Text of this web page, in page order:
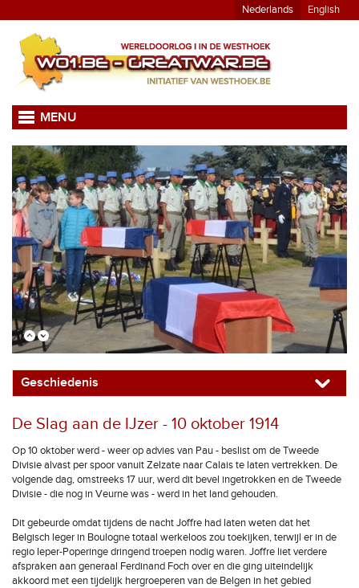
Nederlands English
MENU
Geschiedenis
De Slag aan de IJzer - 10 oktober 1914
Op 10 oktober werd - weer op advies van Pau - beslist om de Tweede
Divisie alvast per spoor vanuit Zelzate naar Calais te laten vertrekken. De
volgende dag, omstreeks 17 uur, werd dit bevel ingetrokken en de Tweede
Divisie - die nog in Veurne was - werd in het land gehouden.
Dit gebeurde omdat tijdens de nacht Joffre had laten weten dat het
Belgisch leger in Boulogne totaal werkeloos zou toekijken, terwijl er in de
regio Ieper-Poperinge dringend troepen nodig waren. Joffre liet verdere
afspraken aan generaal Ferdinand Foch over en die ging uiteindelijk
akkoord met een tijdelijk hergroeperen van de Belgen in het gebied